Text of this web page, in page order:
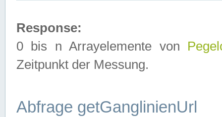
Response:
0 bis n Arrayelemente von
Zeitpunkt der Messung.
Abfrage getGanglinienUrl